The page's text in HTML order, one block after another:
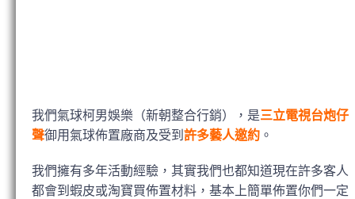
我們氣球柯男娛樂（新朝整合行銷），是三立電視台炮仔
聲御用氣球佈置廠商及受到 許多藝人邀約 。
我們擁有多年活動經驗，其實我們也都知道現在許多客人
都會到蝦皮或淘寶買佈置材料，基本上簡單佈置你們一定